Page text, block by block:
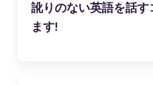
訛りのない英語を話す
ます!